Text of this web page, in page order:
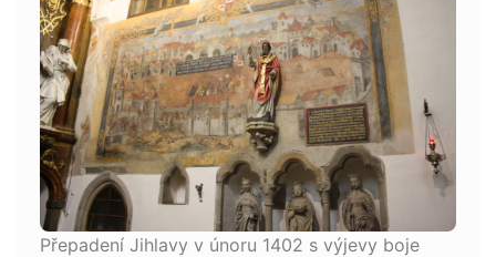
Přepadení Jihlavy v únoru 1402 s výjevy boje